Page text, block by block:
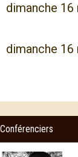
dimanche 16
dimanche 16
Conférenciers